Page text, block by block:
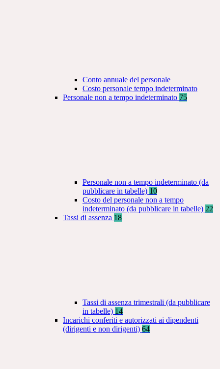
Conto annuale del personale
Costo personale tempo indeterminato
Personale non a tempo indeterminato 75
Personale non a tempo indeterminato (da
pubblicare in tabelle) 10
Costo del personale non a tempo
indeterminato (da pubblicare in tabelle) 22
Tassi di assenza 18
Tassi di assenza trimestrali (da pubblicare
in tabelle) 14
Incarichi conferiti e autorizzati ai dipendenti
(dirigenti e non dirigenti) 64